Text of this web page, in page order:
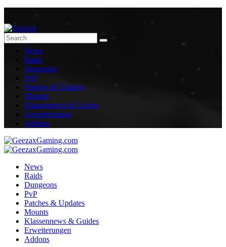
News
Raids
Dungeons
PvP
Patches & Updates
Mounts
Klassennews & Guides
Erweiterungen
Addons
News
Raids
Dungeons
PvP
Patches & Updates
Mounts
Klassennews & Guides
Erweiterungen
Addons